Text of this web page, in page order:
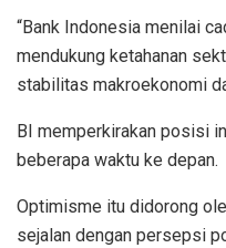
“Bank Indonesia menilai
mendukung ketahanan
stabilitas makroekonomi
BI memperkirakan posisi
beberapa waktu ke depan.
Optimisme itu didorong
sejalan dengan persepsi